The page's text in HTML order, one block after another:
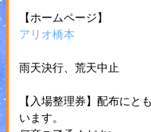
【ホームページ】
アリオ橋本
雨天決行、荒天中止
【入場整理券】配布にと
います。